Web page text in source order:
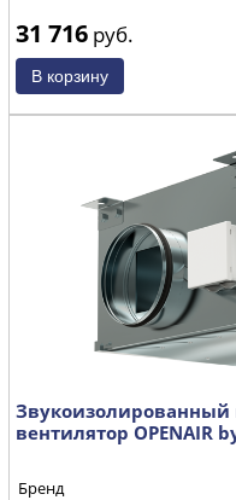
31 716 руб.
вентилятор OPENAIR
Бренд